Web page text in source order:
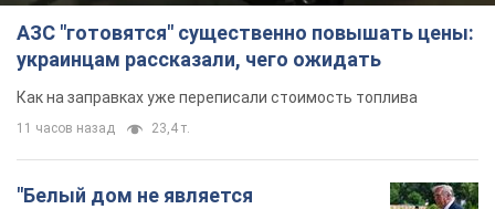
АЗС "готовятся" существенно повышать цены:
украинцам рассказали, чего ожидать
Как на заправках уже переписали стоимость топлива
11 часов назад 23,4 т.
"Белый дом не является